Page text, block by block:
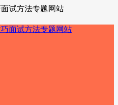
试方法专题网站